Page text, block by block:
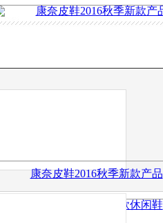
康奈皮鞋2016秋季新款产品